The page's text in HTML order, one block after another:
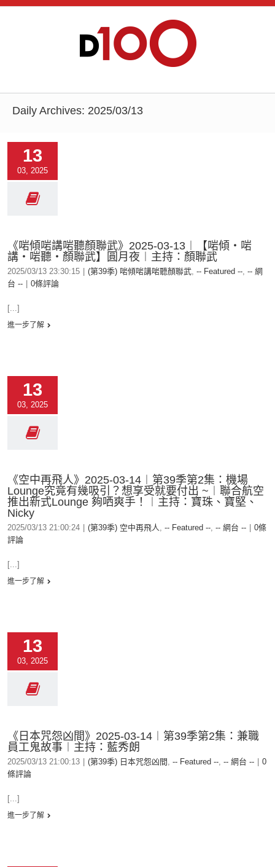
Daily Archives: 2025/03/13
13
03, 2025
《啱傾啱講啱聽顏聯武》2025-03-13︱【啱傾‧啱
講‧啱聽‧顏聯武】圓月夜︱主持：顏聯武
2025/03/13 23:30:15 (第39季) 啱傾啱講啱聽顏聯武, -- Featured --, -- 網
台 --
0條評論
[...]
進一步了解
13
03, 2025
《空中再飛人》2025-03-14︱第39季第2集：機場
Lounge究竟有幾吸引？想享受就要付出 ~︱聯合航空
推出新式Lounge 夠哂爽手！︱主持：寶珠、寶堅、
Nicky
2025/03/13 21:00:24 (第39季) 空中再飛人, -- Featured --, -- 網台 --
0條
評論
[...]
進一步了解
13
03, 2025
《日本咒怨凶間》2025-03-14︱第39季第2集：兼職
員工鬼故事︱主持：藍秀朗
2025/03/13 21:00:13 (第39季) 日本咒怨凶間 , -- Featured --, -- 網台 --
0
條評論
[...]
進一步了解